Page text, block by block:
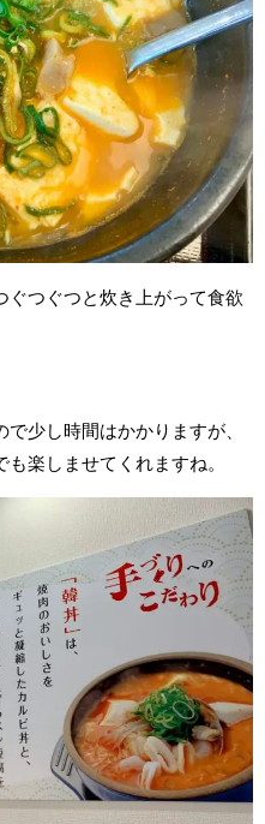
ぐつぐつと炊き上がって食欲
少し時間はかかりますが、
楽しませてくれますね。